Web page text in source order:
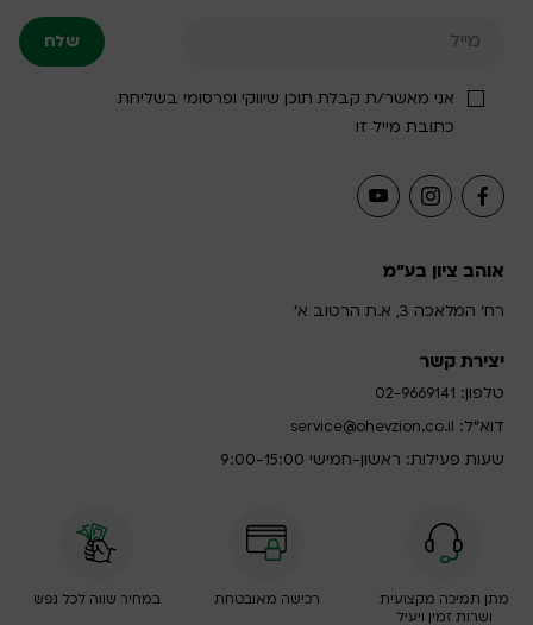
אוהב ציון בע"מ
רח' המלאכה 3, א.ת הרטוב א'
יצירת קשר
טלפון: 02-9669141
דוא”ל: service@ohevzion.co.il
שעות פעילות: ראשון-חמישי 9:00-15:00
אני מאשר/ת קבלת תוכן שיווקי ופרסומי בשליחת
כתובת מייל זו
מתן תמיכה מקצועית
ושרות זמין ויעיל
רכישה מאובטחת במחיר שווה לכל נפש